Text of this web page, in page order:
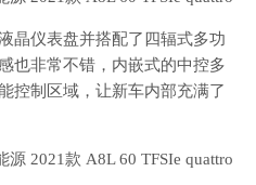
晶仪表盘并搭配了四辐式多功
也非常不错，内嵌式的中控多
控制区域，让新车内部充满了